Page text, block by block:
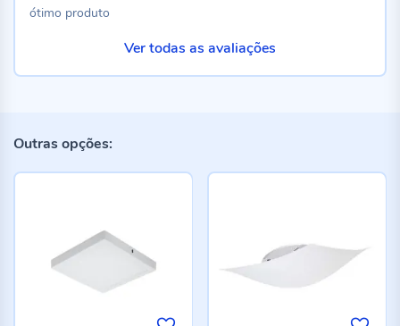
ótimo produto
Ver todas as avaliações
Outras opções: